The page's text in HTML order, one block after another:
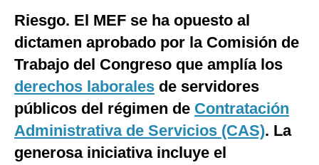
Mundo
EEUU
México
España
Internacional
Riesgo. El MEF se ha opuesto al
dictamen aprobado por la Comisión de
Trabajo del Congreso que amplía los
derechos laborales de servidores
públicos del régimen de Contratación
Administrativa de Servicios (CAS). La
generosa iniciativa incluye el